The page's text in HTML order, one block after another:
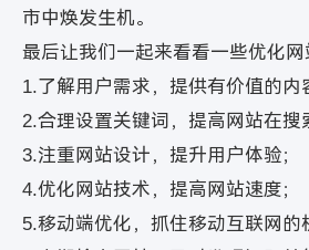
市中焕发生机。
最后让我们一起来看看一些优化网
1.了解用户需求，提供有价值的内
2.合理设置关键词，提高网站在搜
3.注重网站设计，提升用户体验；
4.优化网站技术，提高网站速度；
5.移动端优化，抓住移动互联网的